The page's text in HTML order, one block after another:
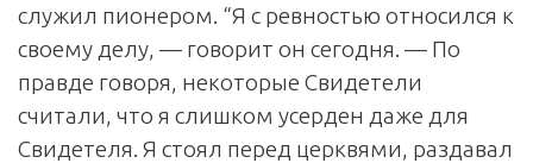
служил пионером. “Я с ревностью относился к
своему делу, — говорит он сегодня. — По
правде говоря, некоторые Свидетели
считали, что я слишком усерден даже для
Свидетеля. Я стоял перед церквями, раздавал